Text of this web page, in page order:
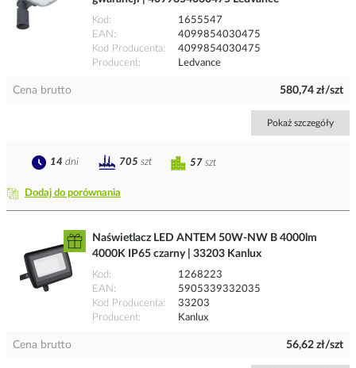
Kod
1655547
EAN
4099854030475
Kod Producenta
4099854030475
Producent
Ledvance
Cena brutto 580,74 zł/szt
Pokaż szczegóły
Dodaj do porównania
57 szt
14 dni 705 szt
Naświetlacz LED ANTEM 50W-NW B 4000lm
4000K IP65 czarny | 33203 Kanlux
Kod
1268223
EAN
5905339332035
Kod Producenta
33203
Producent
Kanlux
Cena brutto 56,62 zł/szt